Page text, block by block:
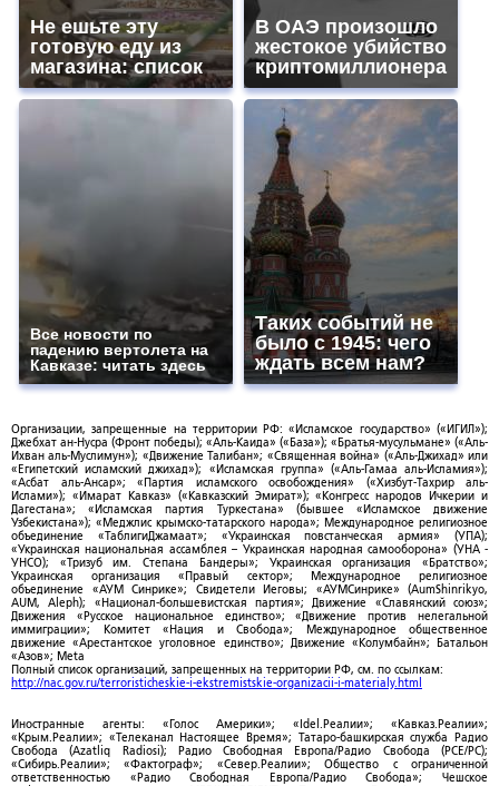
Не ешьте эту
готовую еду из
магазина: список
В ОАЭ произошло
жестокое убийство
криптомиллионера
Все новости по
падению вертолета на
Кавказе: читать здесь
Таких событий не
было с 1945: чего
ждать всем нам?
Организации, запрещенные на территории РФ: «Исламское государство» («ИГИЛ»);
Джебхат ан-Нусра (Фронт победы); «Аль-Каида» («База»); «Братья-мусульмане» («Аль-
Ихван аль-Муслимун»); «Движение Талибан»; «Священная война» («Аль-Джихад» или
«Египетский исламский джихад»); «Исламская группа» («Аль-Гамаа аль-Исламия»);
«Асбат аль-Ансар»; «Партия исламского освобождения» («Хизбут-Тахрир аль-
Ислами»); «Имарат Кавказ» («Кавказский Эмират»); «Конгресс народов Ичкерии и
Дагестана»; «Исламская партия Туркестана» (бывшее «Исламское движение
Узбекистана»); «Меджлис крымско-татарского народа»; Международное религиозное
объединение «ТаблигиДжамаат»; «Украинская повстанческая армия» (УПА);
«Украинская национальная ассамблея – Украинская народная самооборона» (УНА -
УНСО); «Тризуб им. Степана Бандеры»; Украинская организация «Братство»;
Украинская организация «Правый сектор»; Международное религиозное
объединение «АУМ Синрике»; Свидетели Иеговы; «АУМСинрике» (AumShinrikyo,
AUM, Aleph); «Национал-большевистская партия»; Движение «Славянский союз»;
Движения «Русское национальное единство»; «Движение против нелегальной
иммиграции»; Комитет «Нация и Свобода»; Международное общественное
движение «Арестантское уголовное единство»; Движение «Колумбайн»; Батальон
«Азов»; Meta
Полный список организаций, запрещенных на территории РФ, см. по ссылкам:
http://nac.gov.ru/terroristicheskie-i-ekstremistskie-organizacii-i-materialy.html
Иностранные агенты: «Голос Америки»; «Idel.Реалии»; «Кавказ.Реалии»;
«Крым.Реалии»; «Телеканал Настоящее Время»; Татаро-башкирская служба Радио
Свобода (Azatliq Radiosi); Радио Свободная Европа/Радио Свобода (PCE/PC);
«Сибирь.Реалии»; «Фактограф»; «Север.Реалии»; Общество с ограниченной
ответственностью «Радио Свободная Европа/Радио Свобода»; Чешское